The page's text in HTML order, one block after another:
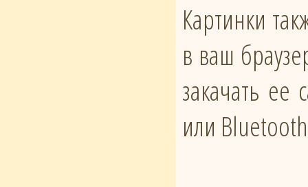
Картинки
в ваш
закачать
или